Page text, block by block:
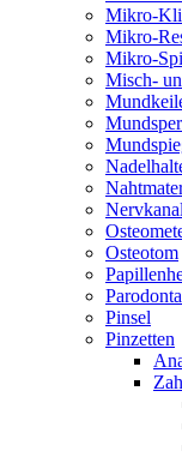
Mikro-
Mikro-
Mikro-
Misch-
Osteotom
Pinsel
Pinzetten